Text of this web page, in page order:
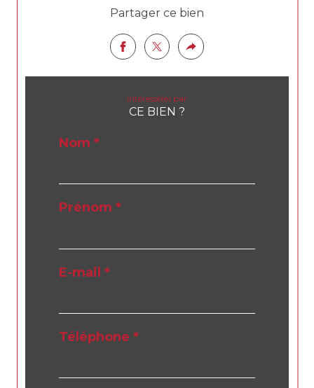
Partager ce bien
Intéressé(e) par
CE BIEN ?
Nom *
Prénom *
E-mail *
Téléphone *